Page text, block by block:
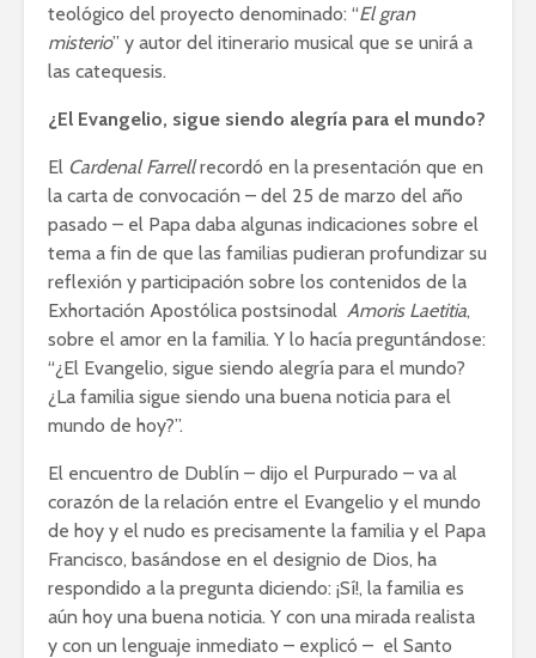
teológico del proyecto denominado: “El gran
misterio” y autor del itinerario musical que se unirá a
las catequesis.
¿El Evangelio, sigue siendo alegría para el mundo?
El Cardenal Farrellrecordó en la presentación que en
la carta de convocación – del 25 de marzo del año
pasado – el Papa daba algunas indicaciones sobre el
tema a fin de que las familias pudieran profundizar su
reflexión y participación sobre los contenidos de la
Exhortación Apostólica postsinodal Amoris Laetitia,
sobre el amor en la familia. Y lo hacía preguntándose:
“¿El Evangelio, sigue siendo alegría para el mundo?
¿La familia sigue siendo una buena noticia para el
mundo de hoy?”.
El encuentro de Dublín – dijo el Purpurado – va al
corazón de la relación entre el Evangelio y el mundo
de hoy y el nudo es precisamente la familia y el Papa
Francisco, basándose en el designio de Dios, ha
respondido a la pregunta diciendo: ¡Sí!, la familia es
aún hoy una buena noticia. Y con una mirada realista
y con un lenguaje inmediato – explicó – el Santo